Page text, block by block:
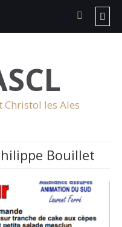
Christol les Ales
Bouillet